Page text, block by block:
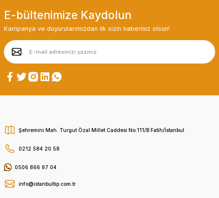
E-bültenimize Kaydolun
Kampanya ve duyurularımızdan ilk sizin haberiniz olsun!
Şehremini Mah. Turgut Özal Millet Caddesi No:111/B Fatih/İstanbul
0212 584 20 58
0506 866 97 04
info@istanbultip.com.tr